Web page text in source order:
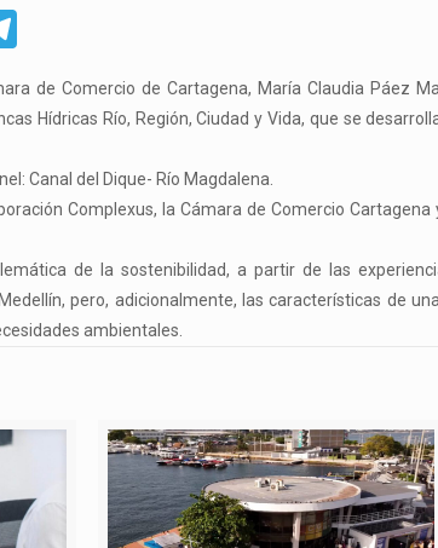
de Comercio de Cartagena, María Claudia Páez
Hídricas Río, Región, Ciudad y Vida, que se
Canal del Dique- Río Magdalena.
Complexus, la Cámara de Comercio
de la sostenibilidad, a partir de las
pero, adicionalmente, las características de
ambientales.